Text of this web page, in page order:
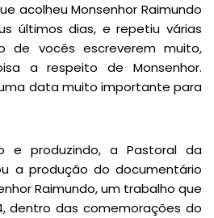
acolheu Monsenhor Raimundo
últimos dias, e repetiu várias
de vocês escreverem muito,
a respeito de Monsenhor.
data muito importante para
e produzindo, a Pastoral da
a produção do documentário
Raimundo, um trabalho que
dentro das comemorações do